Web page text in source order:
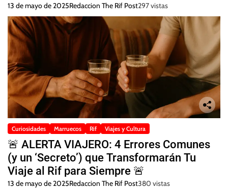
13 de mayo de 2025Redaccion The Rif Post297 vistas
Curiosidades Marruecos Rif Viajes y Cultura
🚨 ALERTA VIAJERO: 4 Errores Comunes
(y un ‘Secreto’) que Transformarán Tu
Viaje al Rif para Siempre 🚨
13 de mayo de 2025Redaccion The Rif Post380 vistas